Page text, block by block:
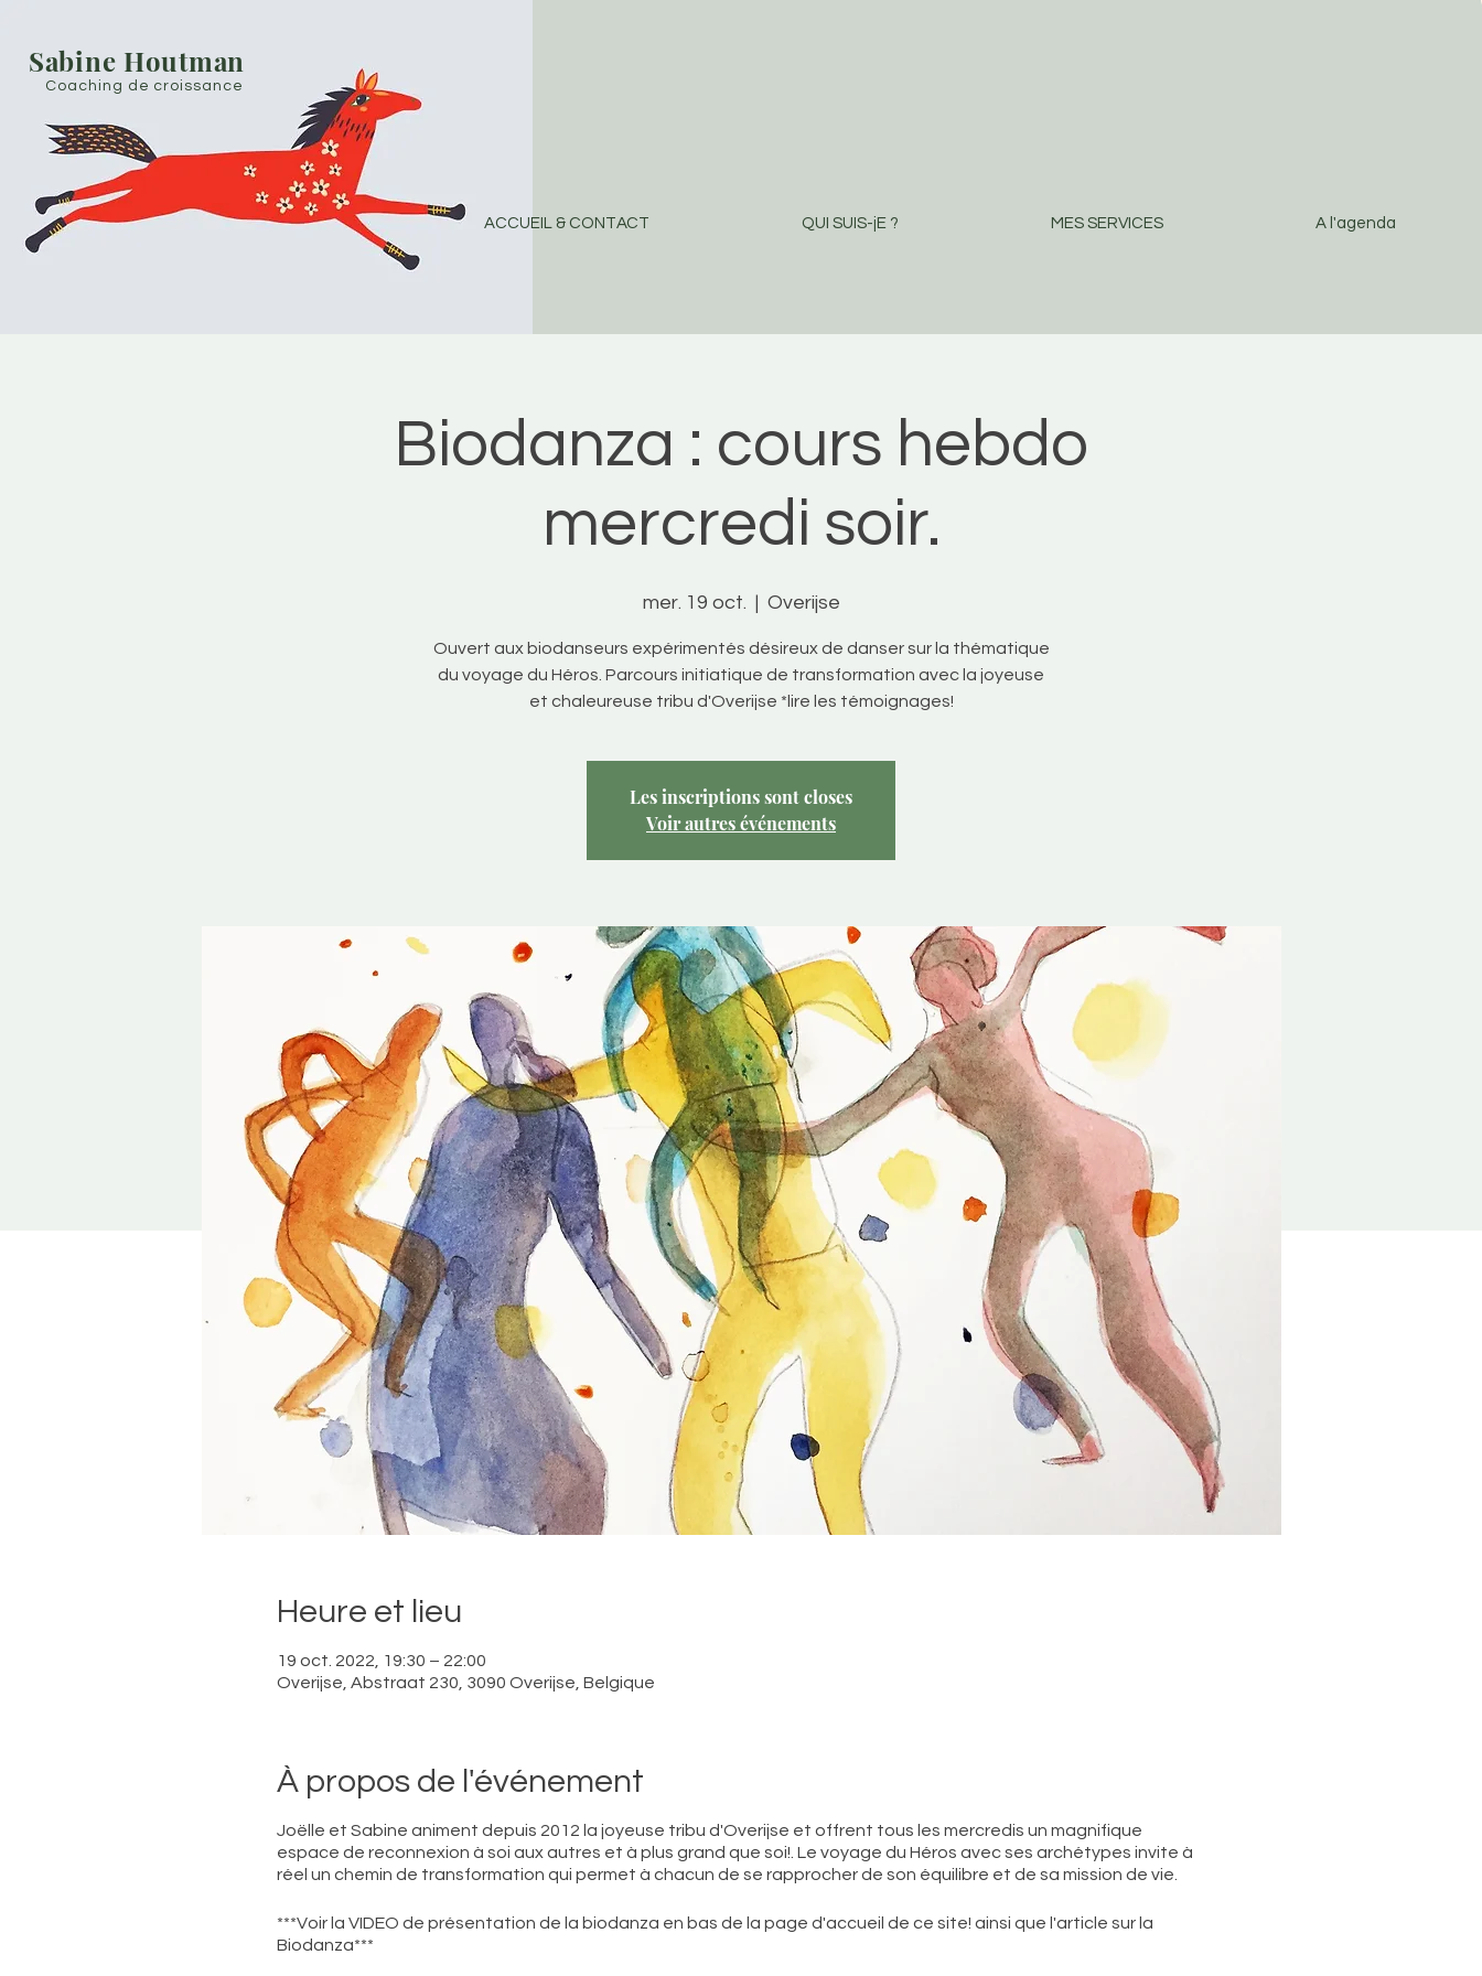
Sabine Houtman
Coaching de croissance
ACCUEIL & CONTACT QUI SUIS-jE ? MES SERVICES A l'agenda
Biodanza : cours hebdo
mercredi soir.
mer. 19 oct.
  |
Overijse
Ouvert aux biodanseurs expérimentés désireux de danser sur la thématique
du voyage du Héros. Parcours initiatique de transformation avec la joyeuse
et chaleureuse tribu d'Overijse *lire les témoignages!
Les inscriptions sont closes
Voir autres événements
Heure et lieu
19 oct. 2022, 19:30 – 22:00
Overijse, Abstraat 230, 3090 Overijse, Belgique
À propos de l'événement
Joëlle et Sabine animent depuis 2012 la joyeuse tribu d'Overijse et offrent tous les mercredis un magnifique
espace de reconnexion à soi aux autres et à plus grand que soi!. Le voyage du Héros avec ses archétypes invite à
réel un chemin de transformation qui permet à chacun de se rapprocher de son équilibre et de sa mission de vie.
***Voir la VIDEO de présentation de la biodanza en bas de la page d'accueil de ce site! ainsi que l'article sur la
Biodanza***